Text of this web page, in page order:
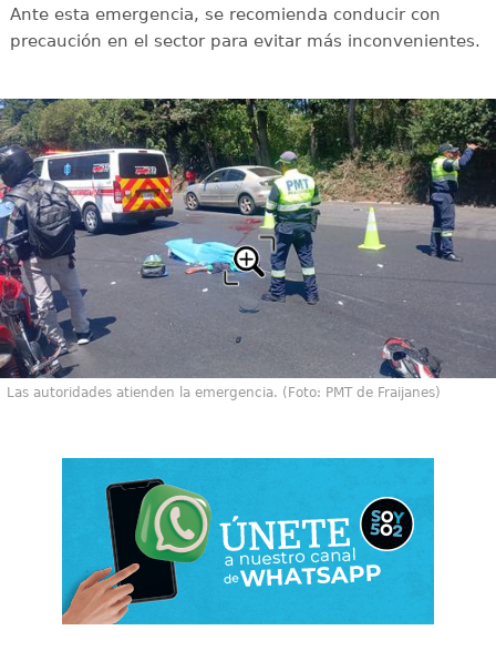
Ante esta emergencia, se recomienda conducir con
precaución en el sector para evitar más inconvenientes.
Las autoridades atienden la emergencia. (Foto: PMT de Fraijanes)